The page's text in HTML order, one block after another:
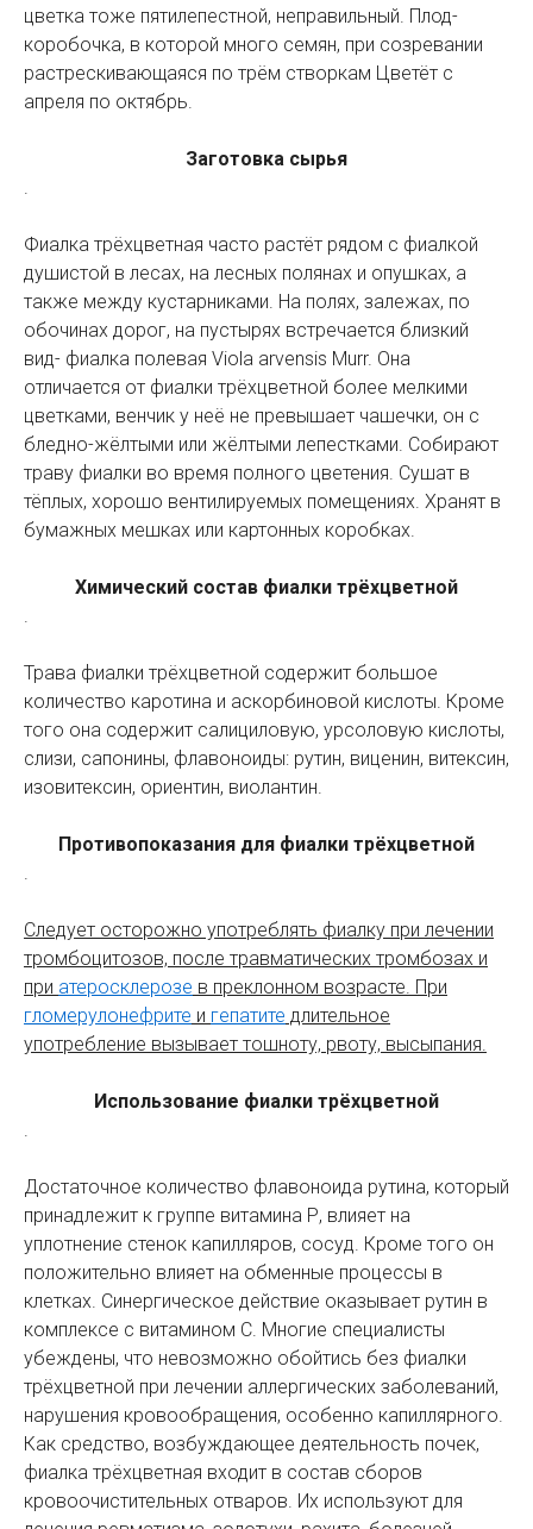
цветка тоже пятилепестной, неправильный. Плод-
коробочка, в которой много семян, при созревании
растрескивающаяся по трём створкам Цветёт с
апреля по октябрь.
Заготовка сырья
.
Фиалка трёхцветная часто растёт рядом с фиалкой
душистой в лесах, на лесных полянах и опушках, а
также между кустарниками. На полях, залежах, по
обочинах дорог, на пустырях встречается близкий
вид- фиалка полевая Viola arvensis Murr. Она
отличается от фиалки трёхцветной более мелкими
цветками, венчик у неё не превышает чашечки, он с
бледно-жёлтыми или жёлтыми лепестками. Собирают
траву фиалки во время полного цветения. Сушат в
тёплых, хорошо вентилируемых помещениях. Хранят в
бумажных мешках или картонных коробках.
Химический состав фиалки трёхцветной
.
Трава фиалки трёхцветной содержит большое
количество каротина и аскорбиновой кислоты. Кроме
того она содержит салициловую, урсоловую кислоты,
слизи, сапонины, флавоноиды: рутин, виценин, витексин,
изовитексин, ориентин, виолантин.
Противопоказания для фиалки трёхцветной
.
Следует осторожно употреблять фиалку при лечении
тромбоцитозов, после травматических тромбозах и
при атеросклерозе в преклонном возрасте. При
гломерулонефрите и гепатите длительное
употребление вызывает тошноту, рвоту, высыпания.
Использование фиалки трёхцветной
.
Достаточное количество флавоноида рутина, который
принадлежит к группе витамина Р, влияет на
уплотнение стенок капилляров, сосуд. Кроме того он
положительно влияет на обменные процессы в
клетках. Синергическое действие оказывает рутин в
комплексе с витамином С. Многие специалисты
убеждены, что невозможно обойтись без фиалки
трёхцветной при лечении аллергических заболеваний,
нарушения кровообращения, особенно капиллярного.
Как средство, возбуждающее деятельность почек,
фиалка трёхцветная входит в состав сборов
кровоочистительных отваров. Их используют для